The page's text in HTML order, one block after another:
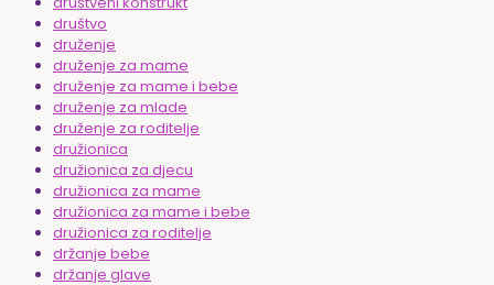
društvo
druženje
druženje za mame
druženje za mame i bebe
druženje za mlade
druženje za roditelje
družionica
družionica za djecu
družionica za mame
družionica za mame i bebe
družionica za roditelje
držanje bebe
držanje glave